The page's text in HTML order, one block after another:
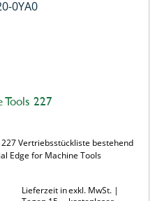
Tools 227
Vertriebsstückliste bestehend
Edge for Machine Tools
Lieferzeit inexkl. MwSt. |